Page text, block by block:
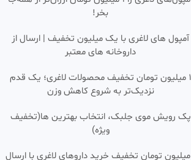
بخر!
آمپول های لاغری با یک میلیون تخفیف | ارسال از
داروخانه های معتبر
۱ میلیون تومان تخفیف محصولات لاغری؛ یک قدم
نزدیک‌تر به شروع کاهش وزن
پک رویش موی جلبک، انتخاب بهترین ها(تخفیف
ویژه)
1 میلیون تومان تخفیف خرید داروهای لاغری با ارسال